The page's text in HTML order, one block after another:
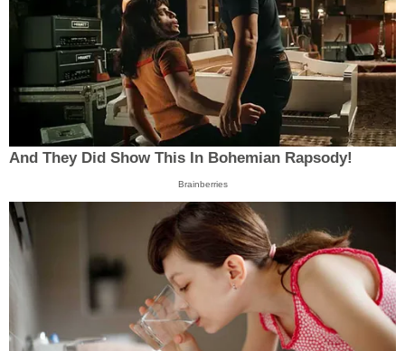
And They Did Show This In Bohemian Rapsody!
Brainberries